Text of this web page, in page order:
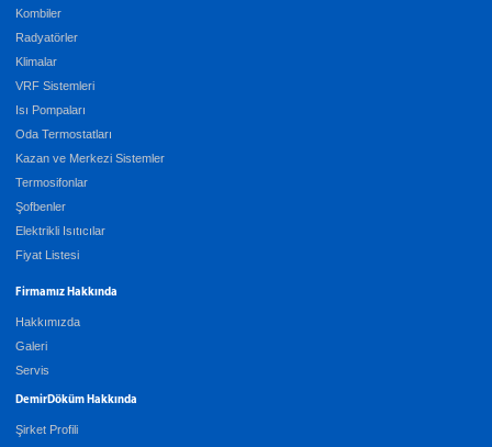
Kombiler
Radyatörler
Klimalar
VRF Sistemleri
Isı Pompaları
Oda Termostatları
Kazan ve Merkezi Sistemler
Termosifonlar
Şofbenler
Elektrikli Isıtıcılar
Fiyat Listesi
Firmamız Hakkında
Hakkımızda
Galeri
Servis
DemirDöküm Hakkında
Şirket Profili